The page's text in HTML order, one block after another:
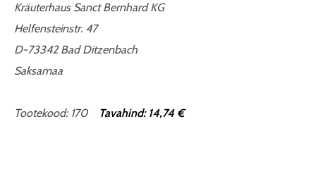
Kräuterhaus Sanct Bernhard KG
Helfensteinstr. 47
D-73342 Bad Ditzenbach
Saksamaa
Tootekood: 170 Tavahind: 14,74 €